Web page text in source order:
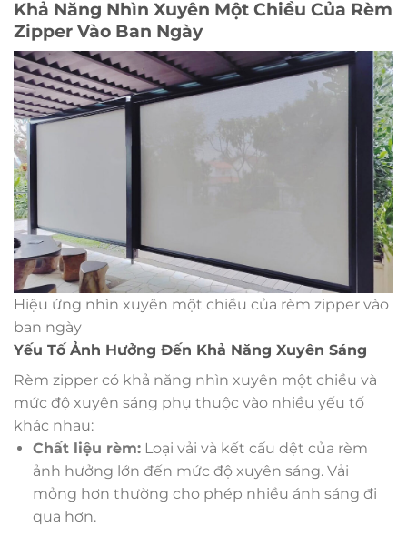
Khả Năng Nhìn Xuyên Một Chiều Của Rèm
Zipper Vào Ban Ngày
Hiệu ứng nhìn xuyên một chiều của rèm zipper vào
ban ngày
Yếu Tố Ảnh Hưởng Đến Khả Năng Xuyên Sáng
Rèm zipper có khả năng nhìn xuyên một chiều và
mức độ xuyên sáng phụ thuộc vào nhiều yếu tố
khác nhau:
Chất liệu rèm:Loại vải và kết cấu dệt của rèm
ảnh hưởng lớn đến mức độ xuyên sáng. Vải
mỏng hơn thường cho phép nhiều ánh sáng đi
qua hơn.